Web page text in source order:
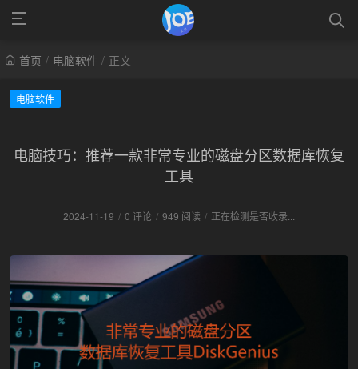
首页 / 电脑软件 / 正文
电脑软件
电脑技巧：推荐一款非常专业的磁盘分区数据库恢复
工具
2024-11-19 / 0 评论 / 949 阅读 / 正在检测是否收录...